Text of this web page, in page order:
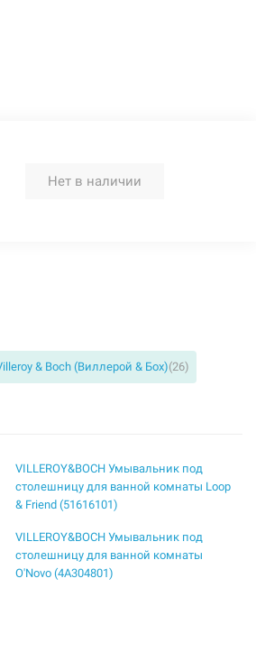
Нет в наличии
& Boch (Виллерой & Бох)(26)
VILLEROY&BOCH Умывальник под
столешницу для ванной комнаты Loop
& Friend (51616101)
VILLEROY&BOCH Умывальник под
столешницу для ванной комнаты
O'Novo (4A304801)